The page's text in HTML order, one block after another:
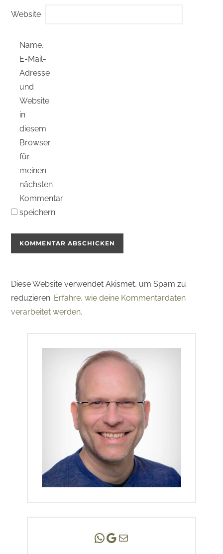
Website
Name,
E-Mail-
Adresse
und
Website
in
diesem
Browser
für
meinen
nächsten
Kommentar
speichern.
Diese Website verwendet Akismet, um Spam zu
reduzieren. Erfahre, wie deine Kommentardaten
verarbeitet werden.
Andreas Scholz | (HPP)
Praxis Adlershof
E-Mail an mich ...